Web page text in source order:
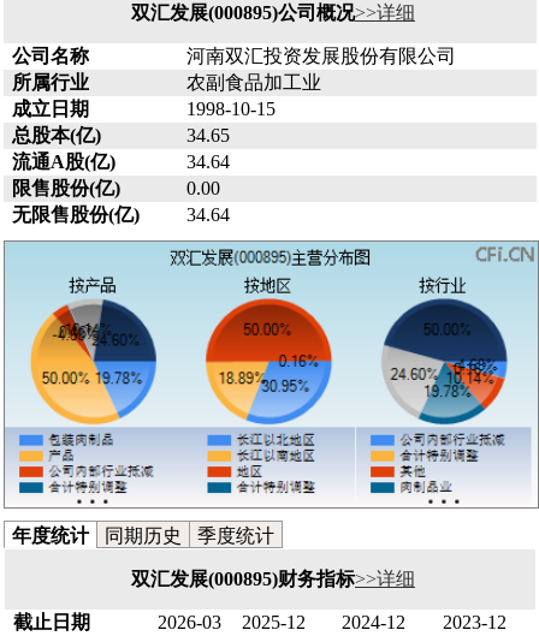
双汇发展(000895)公司概况>>详细
公司名称
河南双汇投资发展股份有限公司
所属行业
农副食品加工业
成立日期
1998-10-15
总股本(亿)
34.65
流通A股(亿)
34.64
限售股份(亿)
0.00
无限售股份(亿)
34.64
年度统计 同期历史 季度统计
双汇发展(000895)财务指标>>详细
截止日期 2026-03 2025-12 2024-12
2023-12